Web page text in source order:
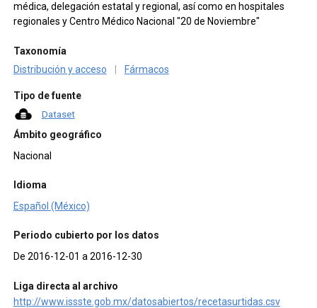
médica, delegación estatal y regional, así como en hospitales
regionales y Centro Médico Nacional "20 de Noviembre"
Taxonomía
Distribución y acceso
Fármacos
Tipo de fuente
Dataset
Ámbito geográfico
Nacional
Idioma
Español (México)
Periodo cubierto por los datos
De 2016-12-01 a 2016-12-30
Liga directa al archivo
http://www.issste.gob.mx/datosabiertos/recetasurtidas.csv